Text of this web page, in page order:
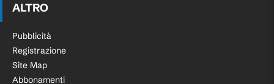
ALTRO
Pubblicità
Registrazione
Site Map
Abbonamenti